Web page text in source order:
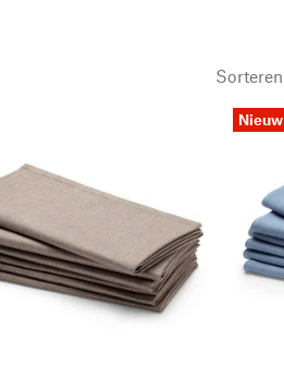
Sorteren
Nieuw